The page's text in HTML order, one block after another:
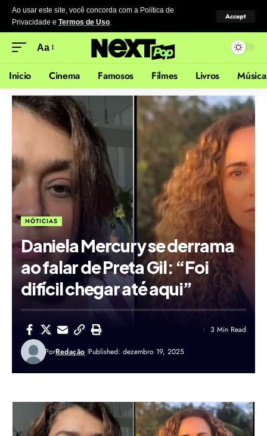
Ao usar este site, você concorda com a Política de
Privacidade e Termos de Uso.
Accept
Aa
Inicio Cinema Famosos Filmes Livros Música
NÓTICIAS
Daniela Mercury se derrama
ao falar de Preta Gil: “Foi
difícil chegar até aqui”
PorRedação Published: dezembro 19, 2025
3 Min Read